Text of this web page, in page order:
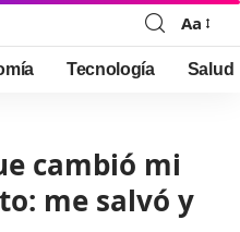
Font
Resizer
Aa
Tecnología Salud
cambió mi
me salvó y